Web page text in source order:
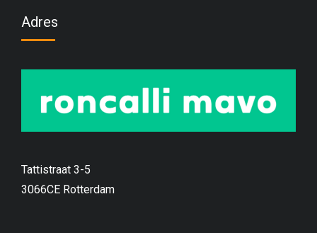
Adres
Tattistraat 3-5
3066CE Rotterdam